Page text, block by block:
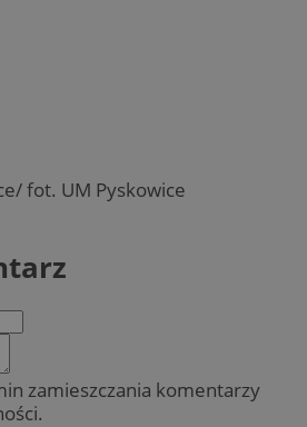
fot. UM Pyskowice
zamieszczania komentarzy